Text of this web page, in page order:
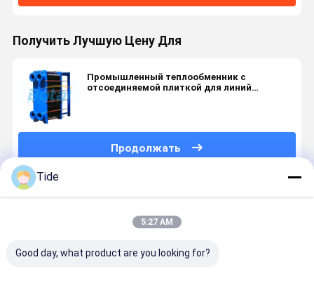
Получить Лучшую Цену Для
Промышленный теплообменник с
отсоединяемой плиткой для линий
Продолжать
Порекомендованные Продукты
Tide
5:27 AM
Good day, what product are you looking for?